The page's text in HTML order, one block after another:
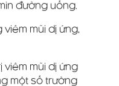
đường uống.
mũi dị ứng,
mũi dị ứng
một số trường